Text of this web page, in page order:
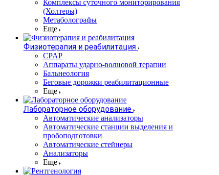
Комплексы суточного мониторирования
(Холтеры)
Метаболографы
Еще
Физиотерапия и реабилитация
CPAP
Аппараты ударно-волновой терапии
Бальнеология
Беговые дорожки реабилитационные
Еще
Лабораторное оборудование
Автоматические анализаторы
Автоматические станции выделения и
пробоподготовки
Автоматические стейнеры
Анализаторы
Еще